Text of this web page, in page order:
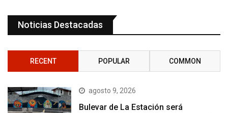
Noticias Destacadas
RECENT POPULAR COMMON
agosto 9, 2026
Bulevar de La Estación será